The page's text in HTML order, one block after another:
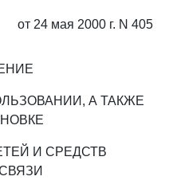
от 24 мая 2000 г. N 405
А ТАКЖЕ
И СРЕДСТВ